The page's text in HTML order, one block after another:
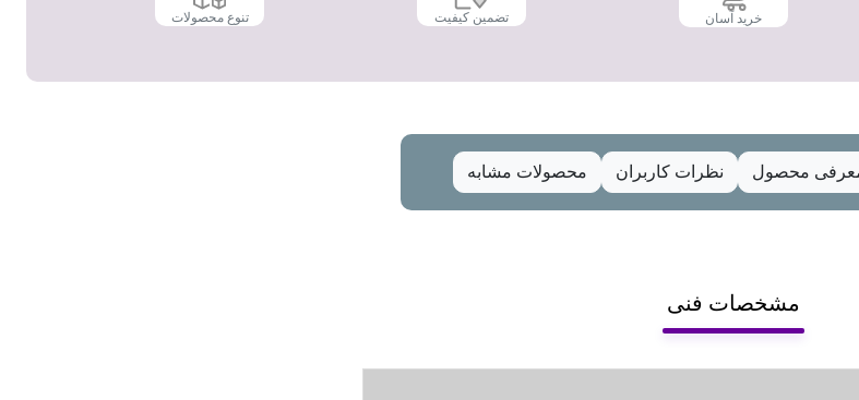
خرید آسان تضمین کیفیت تنوع محصولات
محصول نظرات کاربران محصولات مشابه
مشخصات فنی